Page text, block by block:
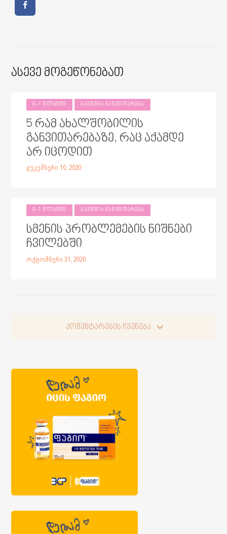
Ასევე Მოგეწონებათ
0-1 ᲬᲚᲐᲛᲓᲔ ᲑᲐᲕᲨᲕᲘᲡ ᲒᲐᲜᲕᲘᲗᲐᲠᲔᲑᲐ
5 რამ ახალშობილის
განვითარებაზე, რაც აქამდე
არ იცოდით
დეკემბერი 10, 2020
0-1 ᲬᲚᲐᲛᲓᲔ ᲑᲐᲕᲨᲕᲘᲡ ᲒᲐᲜᲕᲘᲗᲐᲠᲔᲑᲐ
სმენის პრობლემების ნიშნები
ჩვილებში
ოქტომბერი 31, 2020
კომენტარების ჩვენება